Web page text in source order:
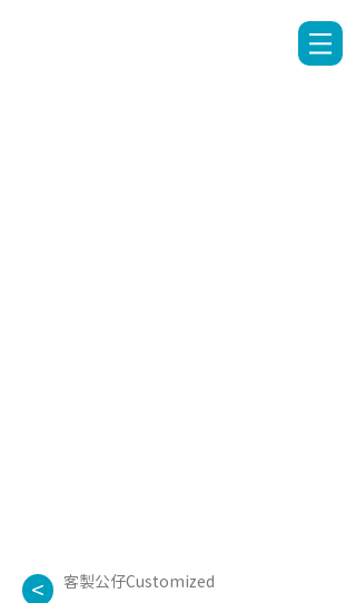
< 客製公仔Customized